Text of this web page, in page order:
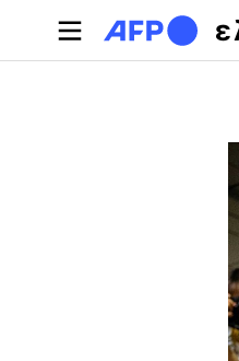
Παράκαμψη προς το